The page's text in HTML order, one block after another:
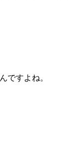
んですよね。